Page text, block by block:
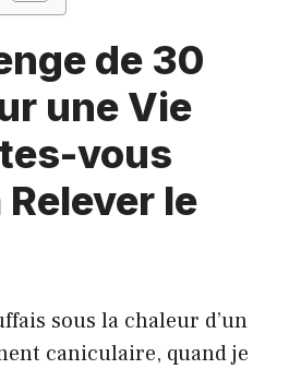
de 30
une Vie
vous
le
sous la chaleur d’un
caniculaire, quand je